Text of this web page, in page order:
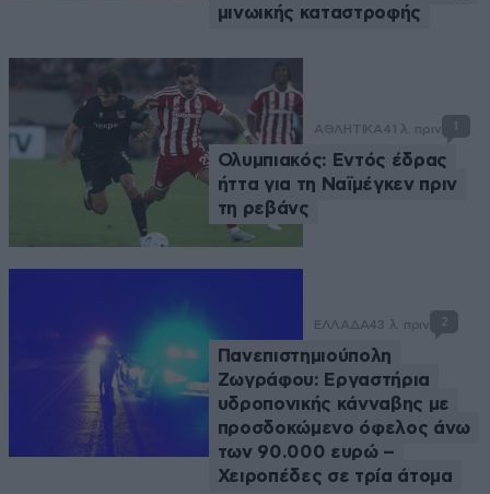
μινωικής καταστροφής
ΑΘΛΗΤΙΚΑ41 λ. πριν 1
Ολυμπιακός: Εντός έδρας
ήττα για τη Ναϊμέγκεν πριν
τη ρεβάνς
ΕΛΛΑΔΑ43 λ. πριν 2
Πανεπιστημιούπολη
Ζωγράφου: Εργαστήρια
υδροπονικής κάνναβης με
προσδοκώμενο όφελος άνω
των 90.000 ευρώ –
Χειροπέδες σε τρία άτομα